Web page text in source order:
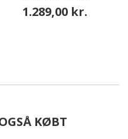
1.289,00 kr.
KØBT